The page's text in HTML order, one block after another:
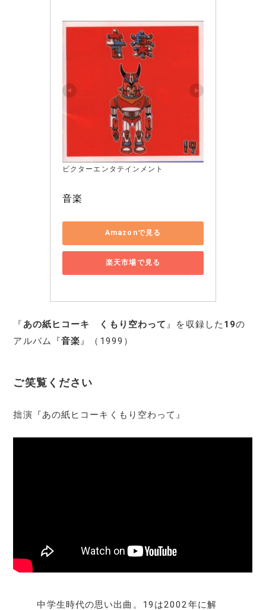
ビクターエンタテインメント
音楽
Amazonで見る
楽天市場で見る
『あの紙ヒコーキ くもり空わって 』を収録した 19の
アルバム『音楽』（1999）
ご笑覧ください
拙演『あの紙ヒコーキくもり空わって』
中学生時代の思い出曲。19は2002年に解